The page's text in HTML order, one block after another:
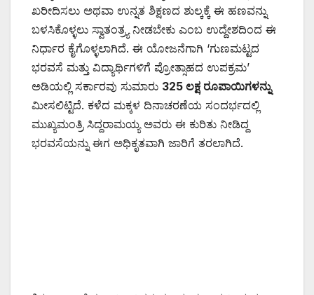
ಖರೀದಿಸಲು ಅಥವಾ ಉನ್ನತ ಶಿಕ್ಷಣದ ಶುಲ್ಕಕ್ಕೆ ಈ ಹಣವನ್ನು
ಬಳಸಿಕೊಳ್ಳಲು ಸ್ವಾತಂತ್ರ್ಯ ನೀಡಬೇಕು ಎಂಬ ಉದ್ದೇಶದಿಂದ ಈ
ನಿರ್ಧಾರ ಕೈಗೊಳ್ಳಲಾಗಿದೆ. ಈ ಯೋಜನೆಗಾಗಿ ‘ಗುಣಮಟ್ಟದ
ಭರವಸೆ ಮತ್ತು ವಿದ್ಯಾರ್ಥಿಗಳಿಗೆ ಪ್ರೋತ್ಸಾಹದ ಉಪಕ್ರಮ’
ಅಡಿಯಲ್ಲಿ ಸರ್ಕಾರವು ಸುಮಾರು 325 ಲಕ್ಷ ರೂಪಾಯಿಗಳನ್ನು
ಮೀಸಲಿಟ್ಟಿದೆ. ಕಳೆದ ಮಕ್ಕಳ ದಿನಾಚರಣೆಯ ಸಂದರ್ಭದಲ್ಲಿ
ಮುಖ್ಯಮಂತ್ರಿ ಸಿದ್ದರಾಮಯ್ಯ ಅವರು ಈ ಕುರಿತು ನೀಡಿದ್ದ
ಭರವಸೆಯನ್ನು ಈಗ ಅಧಿಕೃತವಾಗಿ ಜಾರಿಗೆ ತರಲಾಗಿದೆ.